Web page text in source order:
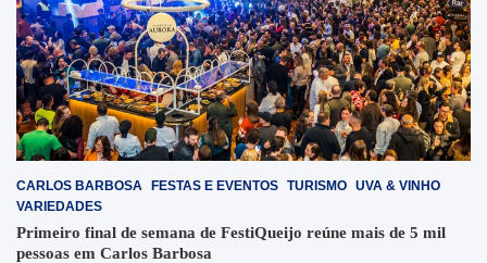
CARLOS BARBOSA FESTAS E EVENTOS TURISMO UVA & VINHO
VARIEDADES
Primeiro final de semana de FestiQueijo reúne mais de 5 mil
pessoas em Carlos Barbosa